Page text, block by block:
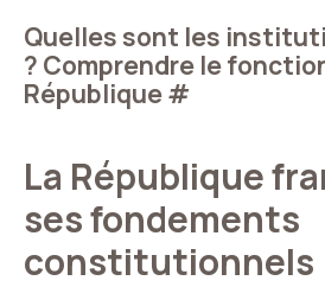
Quelles sont les
? Comprendre le
République#
La République
ses fondements
constitutionnels